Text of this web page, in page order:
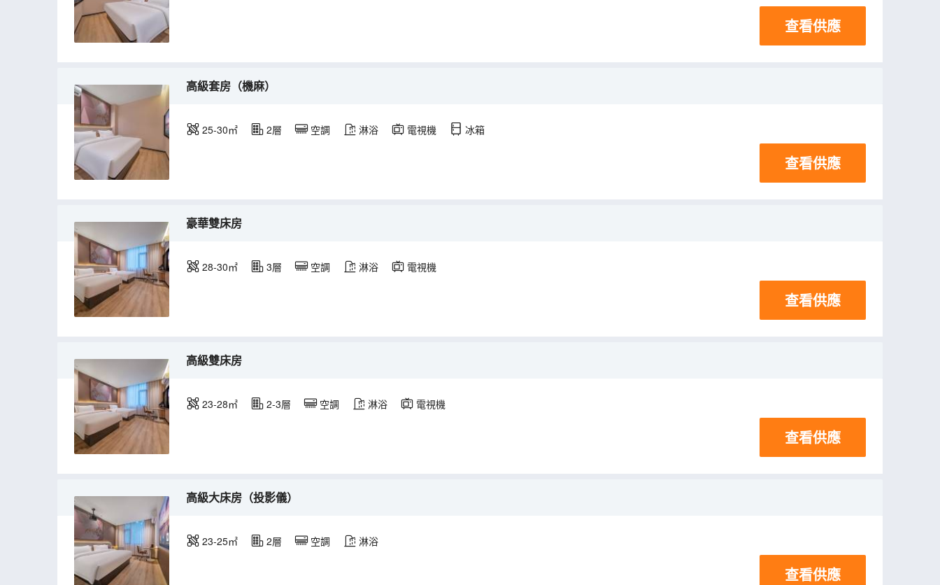
查看供應
高級套房（機麻）
25-30㎡ 2層 空調 淋浴 電視機 冰箱
查看供應
豪華雙床房
28-30㎡ 3層 空調 淋浴 電視機
查看供應
高級雙床房
23-28㎡ 2-3層 空調 淋浴 電視機
查看供應
高級大床房（投影儀）
23-25㎡ 2層 空調 淋浴
查看供應